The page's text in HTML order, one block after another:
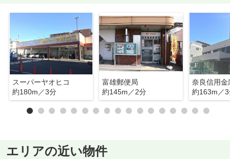
スーパーヤオヒコ
約180m／3分
富雄郵便局
約145m／2分
奈良信用金
約163m／
エリアの近い物件